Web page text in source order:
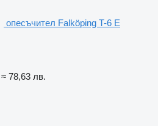
опесъчител Falköping T-6 E
≈ 78,63 лв.